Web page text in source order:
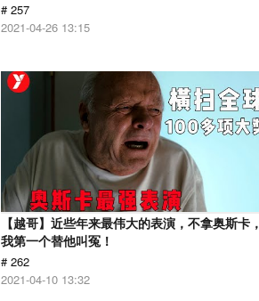
# 257
2021-04-26 13:15
【越哥】近些年来最伟大的表演，不拿奥斯卡，
我第一个替他叫冤！
# 262
2021-04-10 13:32